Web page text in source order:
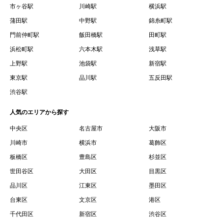
７.「本会員制度」とは、会員による本サービスの利用の促
進を目的とした会員制度を意味します。
借契約書およびオプション注文書を意味します。
９.「契約期間開始日」とは、定期建物賃貸借契約（以下
「賃貸借契約」と言います）の開始日のことで、利用者の
賃借権が発生する日を意味します。
するために、選んだ物件を保留することを意味します。
１１.「予約情報」とは、物件を予約するために必要な当社
所定の情報を意味します。物件情報や期間、オプション等
１２.「キャンセル」とは、賃貸借契約締結後から契約期間
開始日前までに、利用者が賃貸借契約を解除することを意
味します。
１３.「中途解約」とは、賃貸借契約期間の途中で、利用者
市ヶ谷駅 川崎駅 横浜駅
蒲田駅 中野駅 錦糸町駅
門前仲町駅 飯田橋駅 田町駅
浜松町駅 六本木駅 浅草駅
上野駅 池袋駅 新宿駅
東京駅 品川駅 五反田駅
渋谷駅
人気のエリアから探す
中央区 名古屋市 大阪市
川崎市 横浜市 葛飾区
板橋区 豊島区 杉並区
世田谷区 大田区 目黒区
品川区 江東区 墨田区
台東区 文京区 港区
千代田区 新宿区 渋谷区